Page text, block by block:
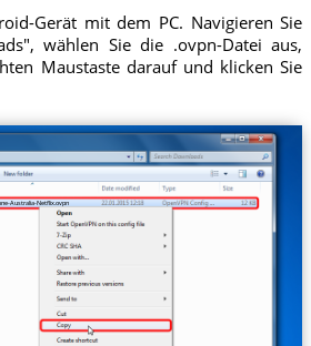
Gerät mit dem PC. Navigieren Sie
wählen Sie die .ovpn-Datei aus,
Maustaste darauf und klicken Sie
Australia-Netflix.ovpn